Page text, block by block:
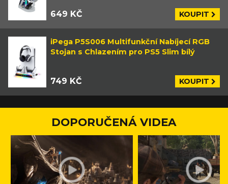
649 KČ KOUPIT
iPega P5S006 Multifunkční Nabíjecí RGB
Stojan s Chlazením pro PS5 Slim bílý
749 KČ KOUPIT
DOPORUČENÁ VIDEA